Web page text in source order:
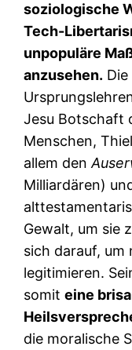
soziologische
Tech-
unpopuläre
anzusehen.
Jesu Botschaft
Menschen,
allem den
Milliardären)
Gewalt, um sie
sich darauf, um
legitimieren.
somiteine
die moralische